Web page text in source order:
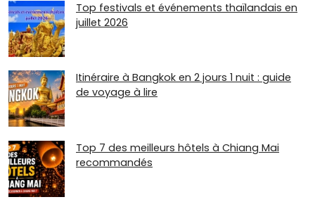
Top festivals et événements thaïlandais en
juillet 2026
Itinéraire à Bangkok en 2 jours 1 nuit : guide
de voyage à lire
Top 7 des meilleurs hôtels à Chiang Mai
recommandés